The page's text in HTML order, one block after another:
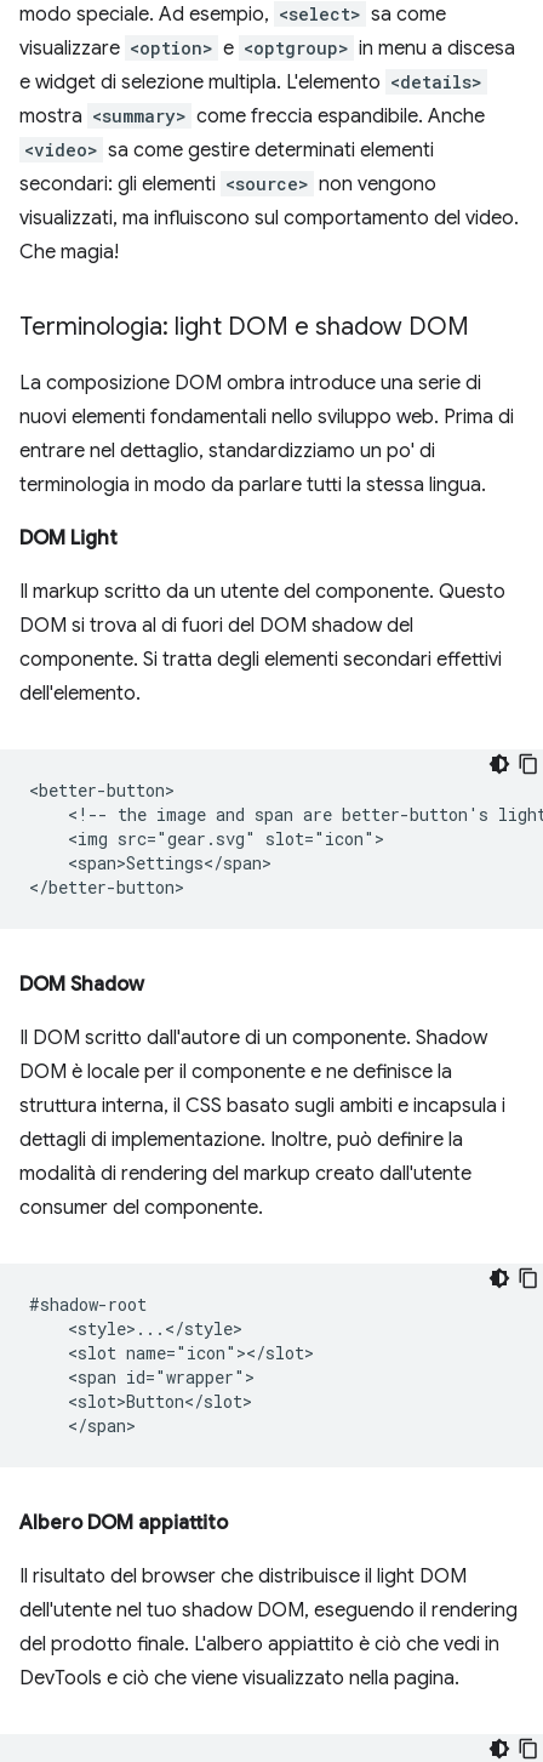
modo speciale. Ad esempio, <select> sa come
visualizzare <option> e <optgroup> in menu a discesa
e widget di selezione multipla. L'elemento <details>
mostra <summary> come freccia espandibile. Anche
<video> sa come gestire determinati elementi
secondari: gli elementi <source> non vengono
visualizzati, ma influiscono sul comportamento del video.
Che magia!
Terminologia: light DOM e shadow DOM
La composizione DOM ombra introduce una serie di
nuovi elementi fondamentali nello sviluppo web. Prima di
entrare nel dettaglio, standardizziamo un po' di
terminologia in modo da parlare tutti la stessa lingua.
DOM Light
Il markup scritto da un utente del componente. Questo
DOM si trova al di fuori del DOM shadow del
componente. Si tratta degli elementi secondari effettivi
dell'elemento.
<better-button>
<!-- the image and span are better-button's
    <img src="gear.svg" slot="icon">
    <span>Settings</span>
DOM Shadow
Il DOM scritto dall'autore di un componente. Shadow
DOM è locale per il componente e ne definisce la
struttura interna, il CSS basato sugli ambiti e incapsula i
dettagli di implementazione. Inoltre, può definire la
modalità di rendering del markup creato dall'utente
consumer del componente.
#shadow-root
    <style>...</style>
    <slot name="icon"></slot>
    <span id="wrapper">
    <slot>Button</slot>
Albero DOM appiattito
Il risultato del browser che distribuisce il light DOM
dell'utente nel tuo shadow DOM, eseguendo il rendering
del prodotto finale. L'albero appiattito è ciò che vedi in
DevTools e ciò che viene visualizzato nella pagina.